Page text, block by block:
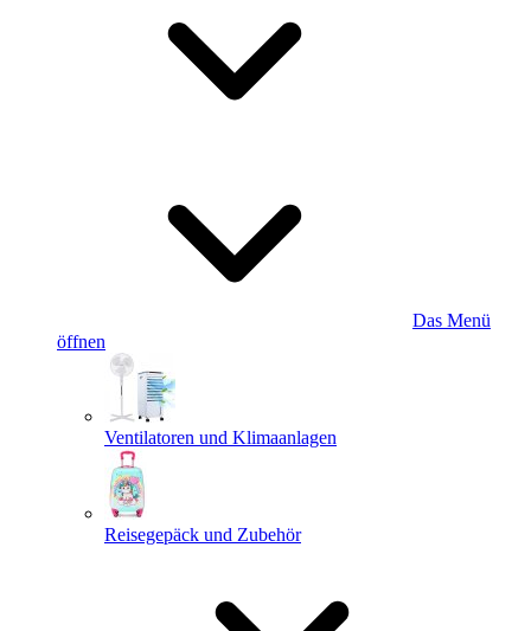
Das Menü
öffnen
Ventilatoren und Klimaanlagen
Reisegepäck und Zubehör